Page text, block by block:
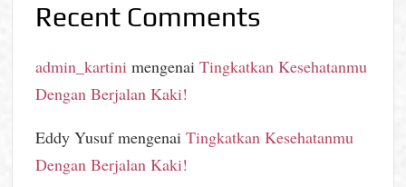
Recent Comments
admin_kartini mengenaiTingkatkan Kesehatanmu
Dengan Berjalan Kaki!
Eddy YusufmengenaiTingkatkan Kesehatanmu
Dengan Berjalan Kaki!